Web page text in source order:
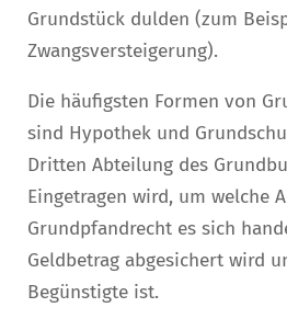
Grundstück dulden (zum
Zwangsversteigerung).
Die häufigsten Formen von
sind Hypothek und
Dritten Abteilung des
Eingetragen wird, um welche
Grundpfandrecht es sich
Geldbetrag abgesichert wird
Begünstigte ist.